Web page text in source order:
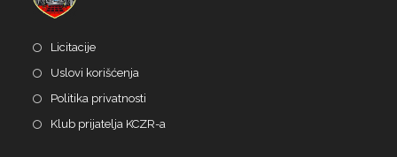
Licitacije
Uslovi korišćenja
Politika privatnosti
Klub prijatelja KCZR-a